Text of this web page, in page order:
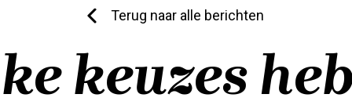
Terug naar alle berichten
keuzes